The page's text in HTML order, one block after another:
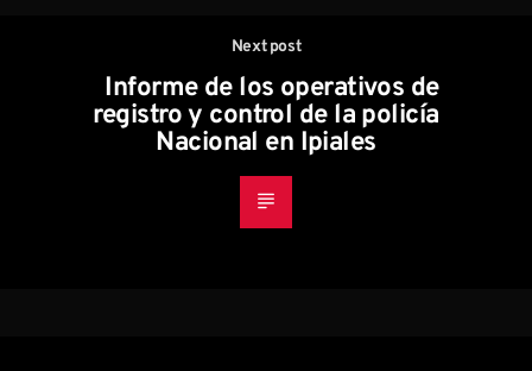
Next post
Informe de los operativos de
registro y control de la policía
Nacional en Ipiales